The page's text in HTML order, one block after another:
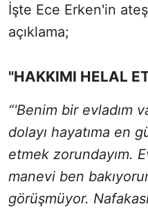
İşte Ece Erken'in
açıklama;
"HAKKIMI HELAL
“'Benim bir evladım
dolayı hayatıma en
etmek zorundayım.
manevi ben
görüşmüyor.